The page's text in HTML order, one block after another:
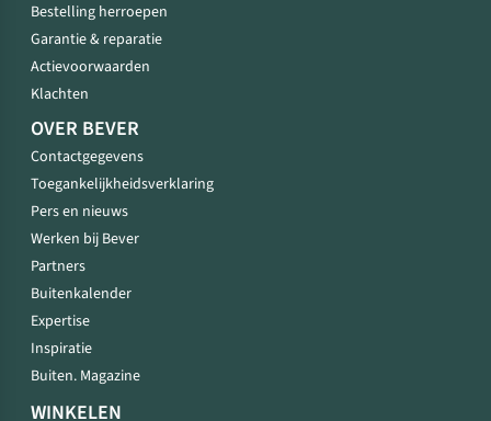
Bestelling herroepen
Garantie & reparatie
Actievoorwaarden
Klachten
OVER BEVER
Contactgegevens
Toegankelijkheidsverklaring
Pers en nieuws
Werken bij Bever
Partners
Buitenkalender
Expertise
Inspiratie
Buiten. Magazine
WINKELEN